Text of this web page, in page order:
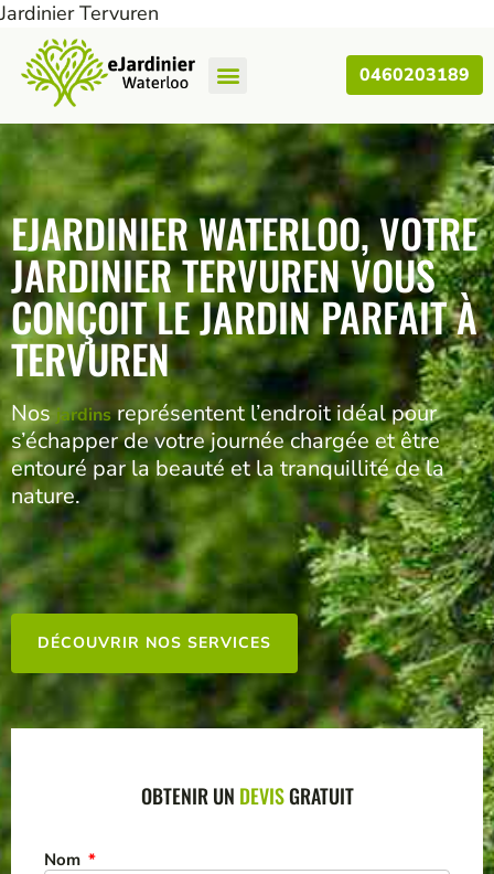
Jardinier Tervuren
0460203189
EJARDINIER WATERLOO, VOTRE
JARDINIER TERVUREN VOUS
CONÇOIT LE JARDIN PARFAIT À
TERVUREN
Nosjardinsreprésentent l’endroit idéal pour
s’échapper de votre journée chargée et être
entouré par la beauté et la tranquillité de la
nature.​
DÉCOUVRIR NOS SERVICES
OBTENIR UN DEVISGRATUIT
Nom